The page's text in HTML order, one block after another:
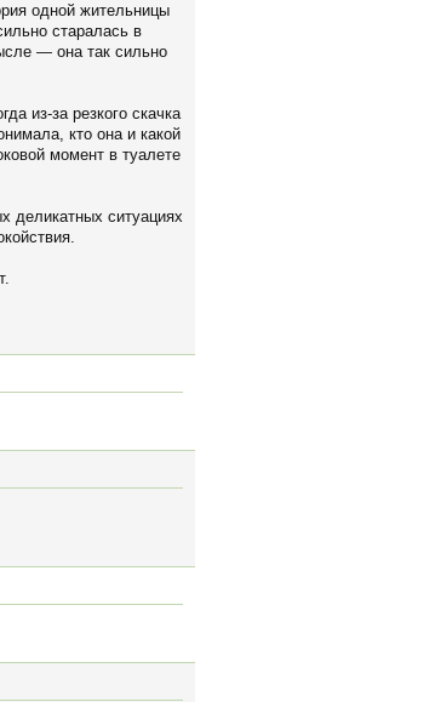
одной жительницы
старалась в
— она так сильно
из-за резкого скачка
кто она и какой
момент в туалете
деликатных ситуациях